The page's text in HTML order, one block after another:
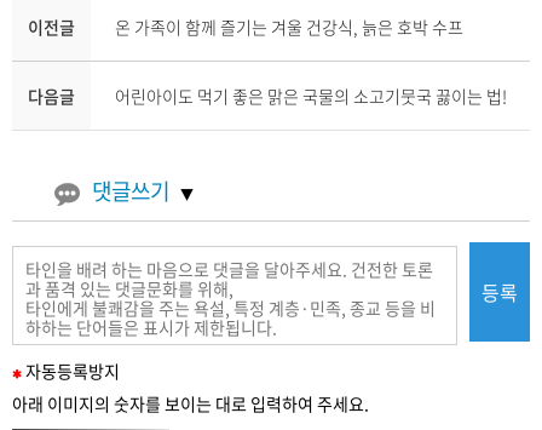
이전글 온 가족이 함께 즐기는 겨울 건강식, 늙은 호박 수프
다음글 어린아이도 먹기 좋은 맑은 국물의 소고기뭇국 끓이는 법!
댓글쓰기
필
수
자동등록방지
아래 이미지의 숫자를 보이는 대로 입력하여 주세요.
등록